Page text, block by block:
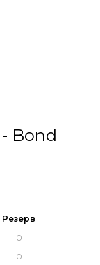
Bond
Резерв